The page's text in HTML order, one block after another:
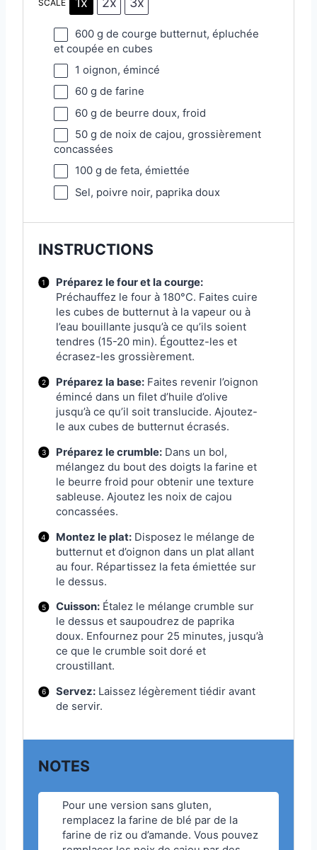
SCALE
600 g de courge butternut, épluchée
et coupée en cubes
1 oignon, émincé
60 g de farine
60 g de beurre doux, froid
50 g de noix de cajou, grossièrement
concassées
100 g de feta, émiettée
Sel, poivre noir, paprika doux
INSTRUCTIONS
Préparez le four et la courge:
Préchauffez le four à 180°C. Faites cuire
les cubes de butternut à la vapeur ou à
l’eau bouillante jusqu’à ce qu’ils soient
tendres (15-20 min). Égouttez-les et
écrasez-les grossièrement.
Préparez la base:Faites revenir l’oignon
émincé dans un filet d’huile d’olive
jusqu’à ce qu’il soit translucide. Ajoutez-
le aux cubes de butternut écrasés.
Préparez le crumble:Dans un bol,
mélangez du bout des doigts la farine et
le beurre froid pour obtenir une texture
sableuse. Ajoutez les noix de cajou
concassées.
Montez le plat:Disposez le mélange de
butternut et d’oignon dans un plat allant
au four. Répartissez la feta émiettée sur
le dessus.
Cuisson:Étalez le mélange crumble sur
le dessus et saupoudrez de paprika
doux. Enfournez pour 25 minutes, jusqu’à
ce que le crumble soit doré et
croustillant.
Servez:Laissez légèrement tiédir avant
de servir.
NOTES
Pour une version sans gluten,
remplacez la farine de blé par de la
farine de riz ou d’amande. Vous pouvez